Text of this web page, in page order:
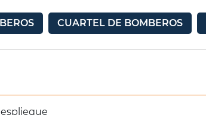
CUARTEL DE BOMBEROS